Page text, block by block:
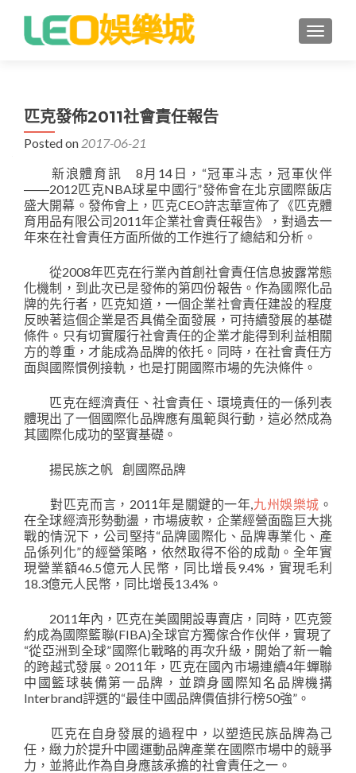
匹克發佈2011社會責任報告
Posted on 2017-06-21
新浪體育訊 8月14日，“冠軍斗志，冠軍伙伴
――2012匹克NBA球星中國行”發佈會在北京國際飯店
盛大開幕。發佈會上，匹克CEO許志華宣佈了《匹克體
育用品有限公司2011年企業社會責任報告》，對過去一
年來在社會責任方面所做的工作進行了總結和分析。
從2008年匹克在行業內首創社會責任信息披露常態
化機制，到此次已是發佈的第四份報告。作為國際化品
牌的先行者，匹克知道，一個企業社會責任建設的程度
反映著這個企業是否具備全面發展，可持續發展的基礎
條件。只有切實履行社會責任的企業才能得到利益相關
方的尊重，才能成為品牌的依托。同時，在社會責任方
面與國際慣例接軌，也是打開國際市場的先決條件。
匹克在經濟責任、社會責任、環境責任的一係列表
體現出了一個國際化品牌應有風範與行動，這必然成為
其國際化成功的堅實基礎。
揚民族之帆 創國際品牌
對匹克而言，2011年是關鍵的一年,九州娛樂城 。
在全球經濟形勢動盪，市場疲軟，企業經營面臨巨大挑
戰的情況下，公司堅持“品牌國際化、品牌專業化、產
品係列化”的經營策略，依然取得不俗的成勣。全年實
現營業額46.5億元人民幣，同比增長9.4%，實現毛利
18.3億元人民幣，同比增長13.4%。
2011年內，匹克在美國開設專賣店，同時，匹克簽
約成為國際籃聯(FIBA)全球官方獨傢合作伙伴，實現了
“從亞洲到全球”國際化戰略的再次升級，開始了新一輪
的跨越式發展。2011年，匹克在國內市場連續4年蟬聯
中國籃球裝備第一品牌，並躋身國際知名品牌機搆
Interbrand評選的“最佳中國品牌價值排行榜50強”。
匹克在自身發展的過程中，以塑造民族品牌為己
任，緻力於提升中國運動品牌產業在國際市場中的競爭
力，並將此作為自身應該承擔的社會責任之一。